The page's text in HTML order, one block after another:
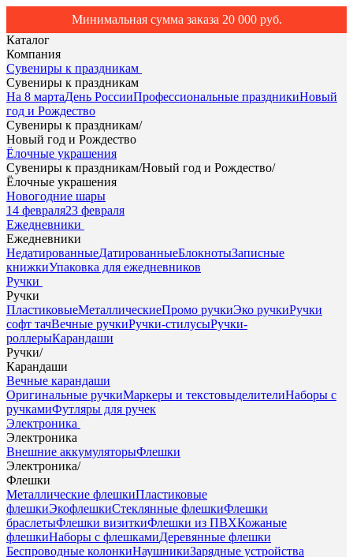
Минимальная сумма заказа 20 000 руб.
Каталог
Компания
Сувениры к праздникам
Сувениры к праздникам
На 8 мартаДень РоссииПрофессиональные праздникиНовый
год и Рождество
Сувениры к праздникам/
Новый год и Рождество
Ёлочные украшения
Сувениры к праздникам/Новый год и Рождество/
Ёлочные украшения
Новогодние шары
14 февраля23 февраля
Ежедневники
Ежедневники
НедатированныеДатированныеБлокнотыЗаписные
книжкиУпаковка для ежедневников
Ручки
Ручки
ПластиковыеМеталлическиеПромо ручкиЭко ручкиРучки
софт тачВечные ручкиРучки-стилусыРучки-
роллерыКарандаши
Ручки/
Карандаши
Вечные карандаши
Оригинальные ручкиМаркеры и текстовыделителиНаборы с
ручкамиФутляры для ручек
Электроника
Электроника
Внешние аккумуляторыФлешки
Электроника/
Флешки
Металлические флешкиПластиковые
флешкиЭкофлешкиСтеклянные флешкиФлешки
браслетыФлешки визиткиФлешки из ПВХКожаные
флешкиНаборы с флешкамиДеревянные флешки
Беспроводные колонкиНаушникиЗарядные устройства